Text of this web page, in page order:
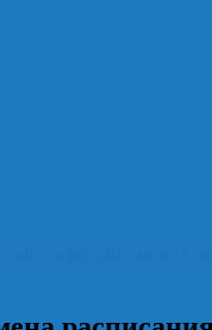
оффлайн,